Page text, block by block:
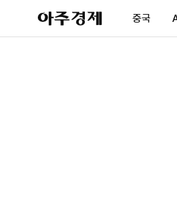
아
주
제
중국